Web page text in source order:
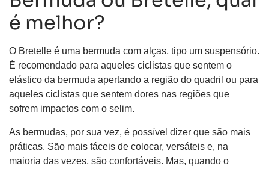
é melhor?
O Bretelle é uma bermuda com alças, tipo um suspensório.
É recomendado para aqueles ciclistas que sentem o
elástico da bermuda apertando a região do quadril ou para
aqueles ciclistas que sentem dores nas regiões que
sofrem impactos com o selim.
As bermudas, por sua vez, é possível dizer que são mais
práticas. São mais fáceis de colocar, versáteis e, na
maioria das vezes, são confortáveis. Mas, quando o